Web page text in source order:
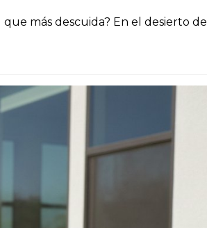
más descuida? En el desierto de